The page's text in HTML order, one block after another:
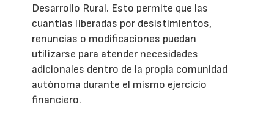
Desarrollo Rural. Esto permite que las
cuantías liberadas por desistimientos,
renuncias o modificaciones puedan
utilizarse para atender necesidades
adicionales dentro de la propia comunidad
autónoma durante el mismo ejercicio
financiero.